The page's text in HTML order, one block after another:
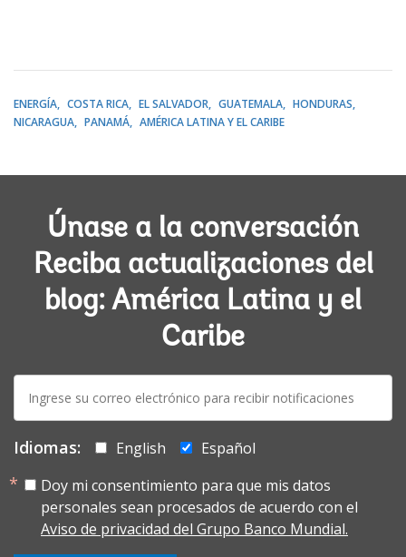
ENERGÍA COSTA RICA EL SALVADOR GUATEMALA
HONDURAS
NICARAGUA
PANAMÁ AMÉRICA LATINA Y EL CARIBE
Únase a la conversación
Reciba actualizaciones del
blog: América Latina y el
Caribe
mail:
Idiomas: English
Español
Doy mi consentimiento para que mis datos
personales sean procesados de acuerdo con el
Aviso de privacidad del Grupo Banco Mundial.